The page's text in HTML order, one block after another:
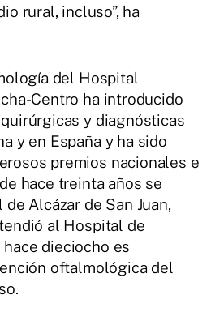
rural, incluso”, ha
del Hospital
Centro ha introducido
y diagnósticas
y en España y ha sido
premios nacionales e
hace treinta años se
Alcázar de San Juan,
al Hospital de
dieciocho es
oftalmológica del